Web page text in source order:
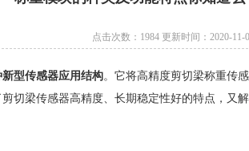
点击次数：1984 更新时间：2020-11-
型传感器应用结构。它将高精度剪切梁称重传
切梁传感器高精度、长期稳定性好的特点，又